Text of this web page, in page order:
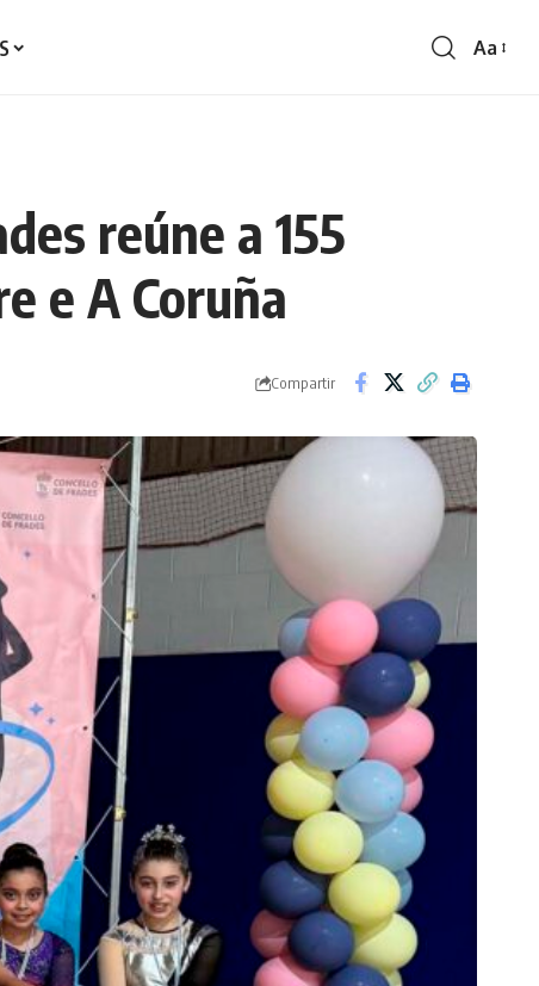
Aa
reúne a 155
e A Coruña
Compartir